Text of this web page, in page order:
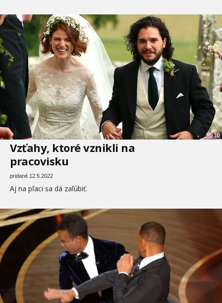
36
Vzťahy, ktoré vznikli na
pracovisku
pridané 12.5.2022
Aj na pľaci sa dá zaľúbiť.